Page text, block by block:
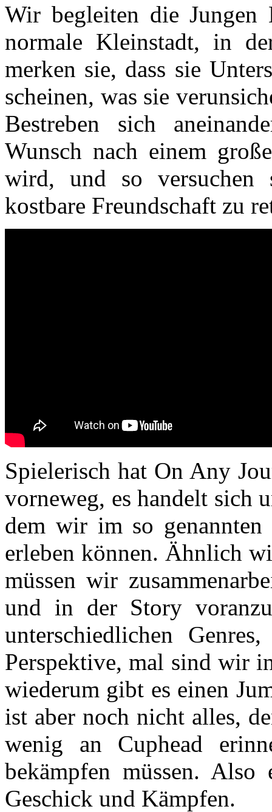
Wir begleiten die
normale Kleinstadt, in
merken sie, dass sie
scheinen, was sie
Bestreben sich
Wunsch nach einem
wird, und so versuchen
kostbare Freundschaft zu
Spielerisch hat On Any
vorneweg, es handelt sich
dem wir im so
erleben können. Ähnlich
müssen wir
und in der Story
unterschiedlichen
Perspektive, mal sind wir
wiederum gibt es einen
ist aber noch nicht alles,
wenig an Cuphead
bekämpfen müssen.
Geschick und Kämpfen.